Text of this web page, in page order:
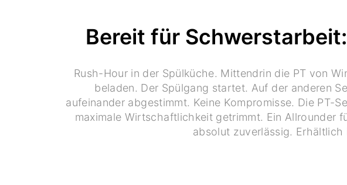
Bereit für
Rush-Hour in der Spülküche. Mittendrin die PT von
beladen. Der Spülgang startet. Auf der anderen
aufeinander abgestimmt. Keine Kompromisse. Die PT-
maximale Wirtschaftlichkeit getrimmt. Ein Allrounder
absolut zuverlässig.